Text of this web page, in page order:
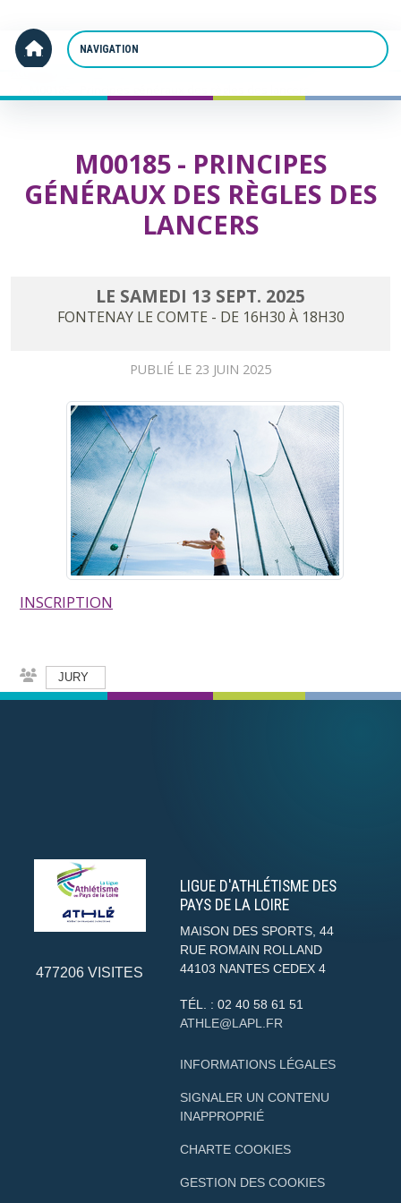
Accueil
M00185 - PRINCIPES
GÉNÉRAUX DES RÈGLES DES
LANCERS
LE SAMEDI 13 SEPT. 2025
FONTENAY LE COMTE - DE 16H30 À 18H30
PUBLIÉ LE 23 JUIN 2025
INSCRIPTION
JURY
477206 VISITES
LIGUE D'ATHLÉTISME DES
PAYS DE LA LOIRE
MAISON DES SPORTS, 44
RUE ROMAIN ROLLAND
44103 NANTES CEDEX 4
TÉL. : 02 40 58 61 51
ATHLE@LAPL.FR
INFORMATIONS LÉGALES
SIGNALER UN CONTENU
INAPPROPRIÉ
CHARTE COOKIES
GESTION DES COOKIES